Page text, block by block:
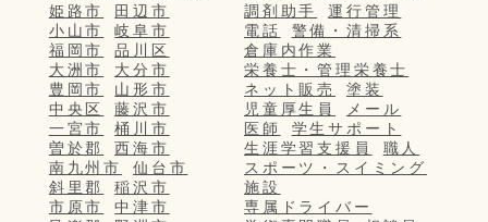
姫路市
田辺市
小山市
岐阜市
福岡市
品川区
大洲市
大分市
豊岡市
山形市
中央区
藤沢市
一宮市
桶川市
曽於郡
西海市
南九州市
仙台市
斜里郡
稲沢市
市原市
中津市
調剤助手
運行管理
電話
警備・清掃系
倉庫内作業
栄養士・管理栄養士
ネット販売
塗装
児童厚生員
メール
医師
学生サポート
生涯学習支援員
職人
スポーツ・スイミング
施設
専属ドライバー